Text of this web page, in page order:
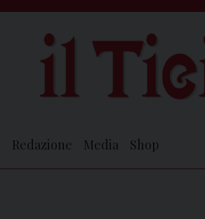
Redazione Media Shop